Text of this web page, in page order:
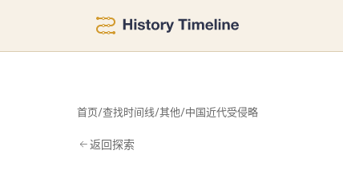
首页/查找时间线/其他/中国近代受侵略
返回探索